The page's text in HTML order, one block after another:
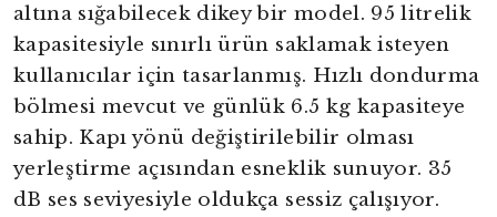
altına sığabilecek dikey bir model. 95 litrelik
kapasitesiyle sınırlı ürün saklamak isteyen
kullanıcılar için tasarlanmış. Hızlı dondurma
bölmesi mevcut ve günlük 6.5 kg kapasiteye
sahip. Kapı yönü değiştirilebilir olması
yerleştirme açısından esneklik sunuyor. 35
dB ses seviyesiyle oldukça sessiz çalışıyor.